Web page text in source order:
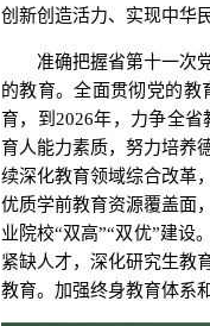
创新创造活力、实现中华
准确把握省第十一次党
的教育。全面贯彻党的教
育，到2026年，力争全
育人能力素质，努力培养
续深化教育领域综合改革
优质学前教育资源覆盖面
业院校“双高”“双优”建设
紧缺人才，深化研究生教
教育。加强终身教育体系